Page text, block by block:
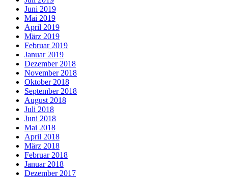
Juni 2019
Mai 2019
April 2019
März 2019
Februar 2019
Januar 2019
Dezember 2018
November 2018
Oktober 2018
September 2018
August 2018
Juli 2018
Juni 2018
Mai 2018
April 2018
März 2018
Februar 2018
Januar 2018
Dezember 2017